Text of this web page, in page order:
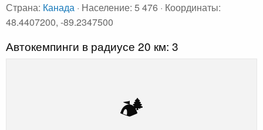
Страна: Канада · Население: 5 476 · Координаты:
48.4407200, -89.2347500
Автокемпинги в радиусе 20 км: 3
🏕️